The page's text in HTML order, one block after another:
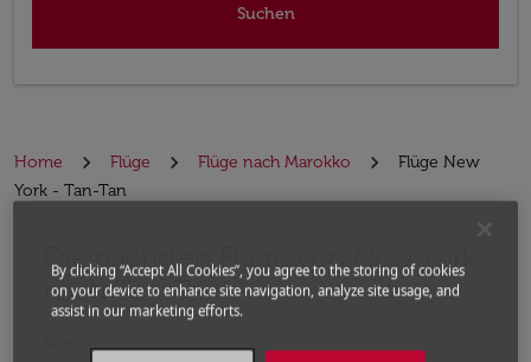
Suchen
Home Flüge Flüge nach Marokko
Flüge New
York - Tan-Tan
Die nächsten Flüge von New York
nach Tan-Tan
By clicking “Accept All Cookies”, you agree to the storing of cookies
on your device to enhance site navigation, analyze site usage, and
assist in our marketing efforts.